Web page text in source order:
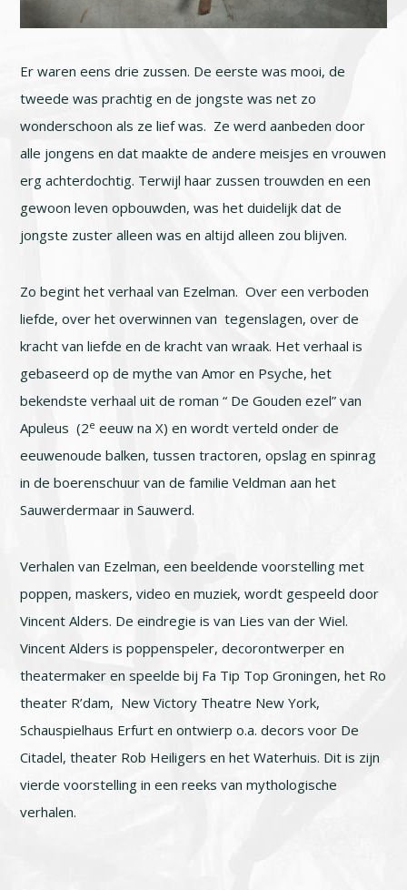
Er waren eens drie zussen. De eerste was mooi, de
tweede was prachtig en de jongste was net zo
wonderschoon als ze lief was. Ze werd aanbeden door
alle jongens en dat maakte de andere meisjes en vrouwen
erg achterdochtig. Terwijl haar zussen trouwden en een
gewoon leven opbouwden, was het duidelijk dat de
jongste zuster alleen was en altijd alleen zou blijven.
Zo begint het verhaal van Ezelman. Over een verboden
liefde, over het overwinnen van tegenslagen, over de
kracht van liefde en de kracht van wraak. Het verhaal is
gebaseerd op de mythe van Amor en Psyche, het
bekendste verhaal uit de roman “ De Gouden ezel” van
Apuleus (2e eeuw na X) en wordt verteld onder de
eeuwenoude balken, tussen tractoren, opslag en spinrag
in de boerenschuur van de familie Veldman aan het
Sauwerdermaar in Sauwerd.
Verhalen van Ezelman, een beeldende voorstelling met
poppen, maskers, video en muziek, wordt gespeeld door
Vincent Alders. De eindregie is van Lies van der Wiel.
Vincent Alders is poppenspeler, decorontwerper en
theatermaker en speelde bij Fa Tip Top Groningen, het Ro
theater R’dam, New Victory Theatre New York,
Schauspielhaus Erfurt en ontwierp o.a. decors voor De
Citadel, theater Rob Heiligers en het Waterhuis. Dit is zijn
vierde voorstelling in een reeks van mythologische
verhalen.